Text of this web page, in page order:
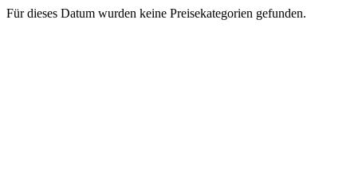
Für dieses Datum wurden keine Preisekategorien gefunden.